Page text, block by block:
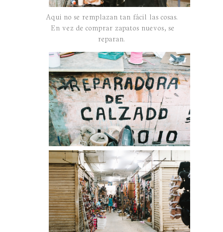
Aqui no se remplazan tan fácil las cosas.
En vez de comprar zapatos nuevos, se
reparan.